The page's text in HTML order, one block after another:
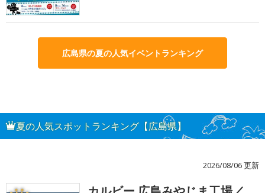
広島県の夏の人気イベントランキング
夏の人気スポットランキング【広島県】
2026/08/06 更新